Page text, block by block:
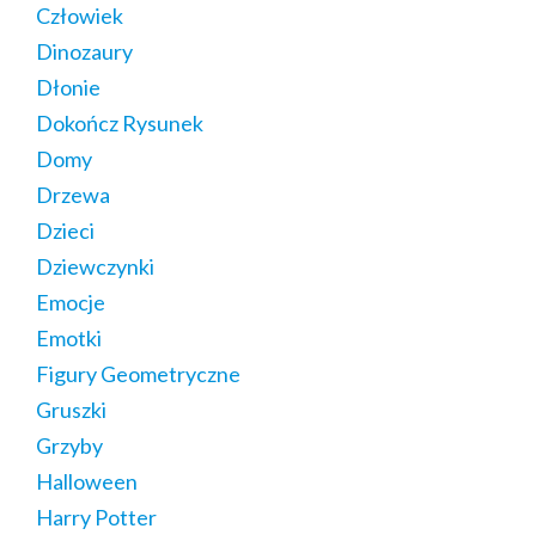
Człowiek
Dinozaury
Dłonie
Dokończ Rysunek
Domy
Drzewa
Dzieci
Dziewczynki
Emocje
Emotki
Figury Geometryczne
Gruszki
Grzyby
Halloween
Harry Potter